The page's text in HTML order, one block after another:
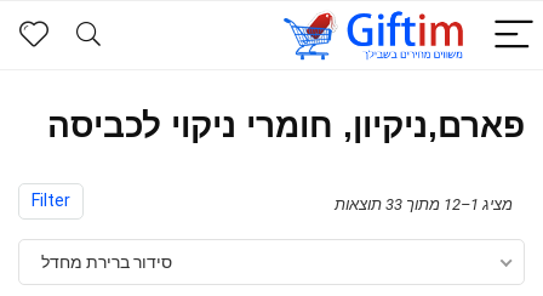
פארם,ניקיון, חומרי ניקוי לכביסה
Filter מציג 1–12 מתוך 33 תוצאות
סידור ברירת מחדל